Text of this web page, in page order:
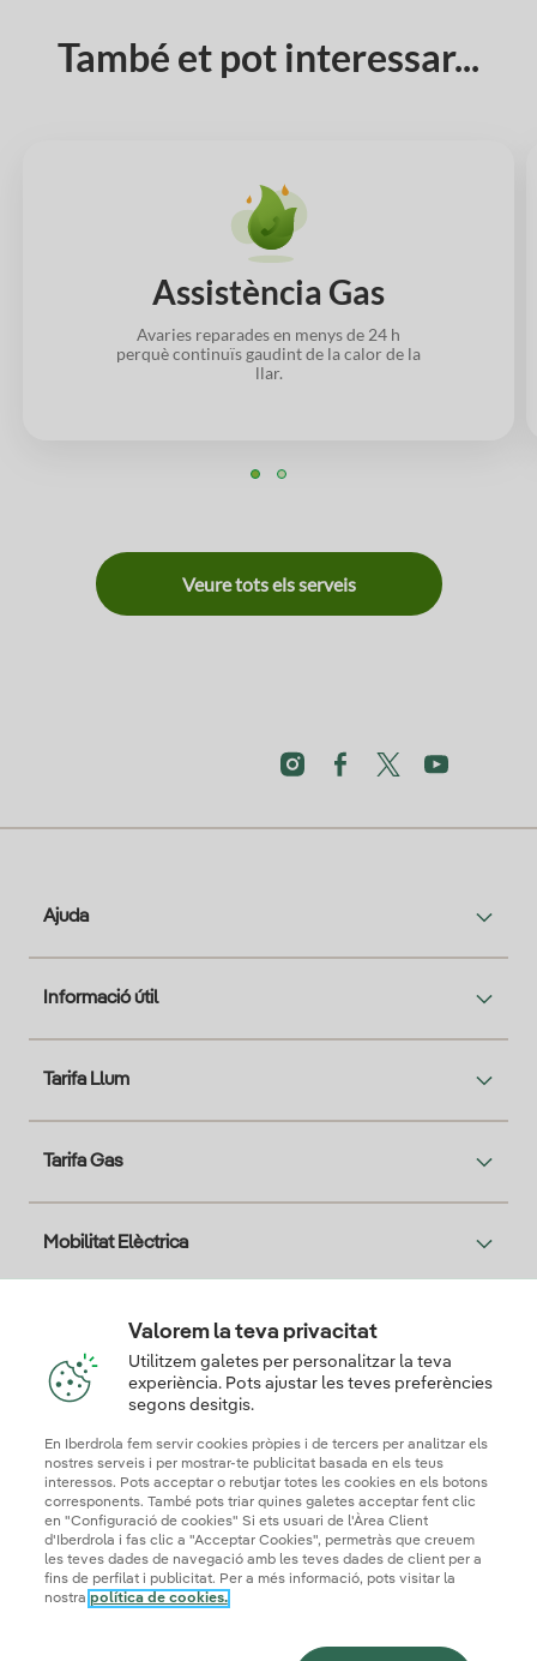
També et pot interessar...
Assistència Gas
Avaries reparades en menys de 24 h
perquè continuïs gaudint de la calor de la
llar.
Veure tots els serveis
Ajuda
Informació útil
Tarifa Llum
Tarifa Gas
Mobilitat Elèctrica
T'interessa
Descarga la App Iberdrola Clientes
Configuració de cookies
Valorem la teva privacitat
Utilitzem galetes per personalitzar la teva
experiència. Pots ajustar les teves preferències
segons desitgis.
En Iberdrola fem servir cookies pròpies i de tercers per analitzar els
nostres serveis i per mostrar-te publicitat basada en els teus
interessos. Pots acceptar o rebutjar totes les cookies en els botons
corresponents. També pots triar quines galetes acceptar fent clic
en "Configuració de cookies" Si ets usuari de l'Àrea Client
d'Iberdrola i fas clic a "Acceptar Cookies", permetràs que creuem
les teves dades de navegació amb les teves dades de client per a
fins de perfilat i publicitat. Per a més informació, pots visitar la
nostra política de cookies.